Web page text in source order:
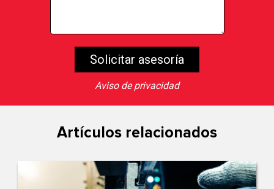
Aviso de privacidad
Artículos relacionados